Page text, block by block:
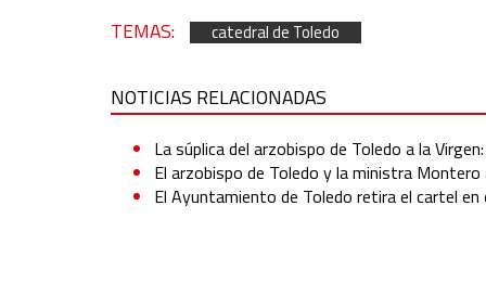
TEMAS: catedral de Toledo
NOTICIAS RELACIONADAS
La súplica del arzobispo de Toledo a la
El arzobispo de Toledo y la ministra
El Ayuntamiento de Toledo retira el cartel en